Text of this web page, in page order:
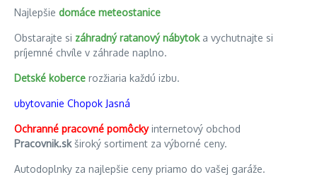
Najlepšie domáce meteostanice
Obstarajte si záhradný ratanový nábytoka vychutnajte si
príjemné chvíle v záhrade naplno.
Detské koberce rozžiaria každú izbu.
ubytovanie Chopok Jasná
Ochranné pracovné pomôckyinternetový obchod
Pracovnik.skširoký sortiment za výborné ceny.
Autodoplnky za najlepšie ceny priamo do vašej garáže.